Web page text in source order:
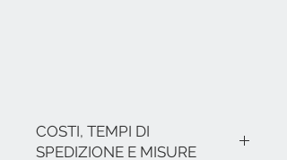
COSTI, TEMPI DI
SPEDIZIONE E MISURE